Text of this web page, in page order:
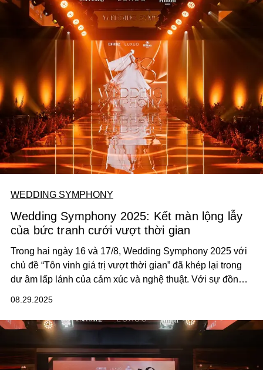
WEDDING SYMPHONY
Wedding Symphony 2025: Kết màn lộng lẫy
của bức tranh cưới vượt thời gian
Trong hai ngày 16 và 17/8, Wedding Symphony 2025 với
chủ đề “Tôn vinh giá trị vượt thời gian” đã khép lại trong
dư âm lấp lánh của cảm xúc và nghệ thuật. Với sự đồng
Thùy Thảo Nguyên, sự kiện không chỉ đơn thuần là một
triển lãm cưới, mà còn mở ra một hành trình thăng hoa,
nơi mỗi đám cưới được hình dung như một kiệt tác độc
bản kết tinh từ bàn tay khéo léo của nghệ nhân, từ câu
08.29.2025